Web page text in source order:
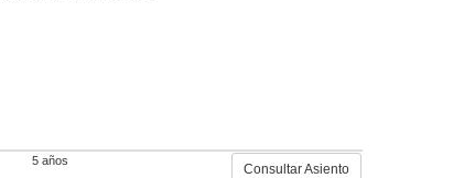
5 años
Consultar Asiento